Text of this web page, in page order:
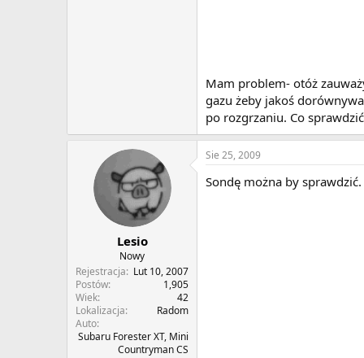
Mam problem- otóż
gazu żeby jakoś
po rozgrzaniu. Co
Lesio
Nowy
Rejestracja
Lut 10, 2007
Postów
1,905
Wiek
42
Lokalizacja
Radom
Auto
Subaru Forester XT, Mini
Countryman CS
Sie 25, 2009
Sondę można by sprawdzić.